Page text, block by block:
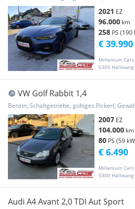
2021 EZ
96.000 km
258 PS (190
Millenium
5300 Hallwang
€ 39.990
VW Golf Rabbit 1,4
Benzin, Schaltgetriebe, gültiges Pickerl,
2007 EZ
104.000 km
80 PS (59
Millenium
5300 Hallwang
€ 6.490
Audi A4 Avant 2,0 TDI Aut Sport